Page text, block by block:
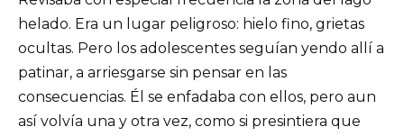
helado. Era un lugar peligroso: hielo fino, grietas
ocultas. Pero los adolescentes seguían yendo allí a
patinar, a arriesgarse sin pensar en las
consecuencias. Él se enfadaba con ellos, pero aun
así volvía una y otra vez, como si presintiera que